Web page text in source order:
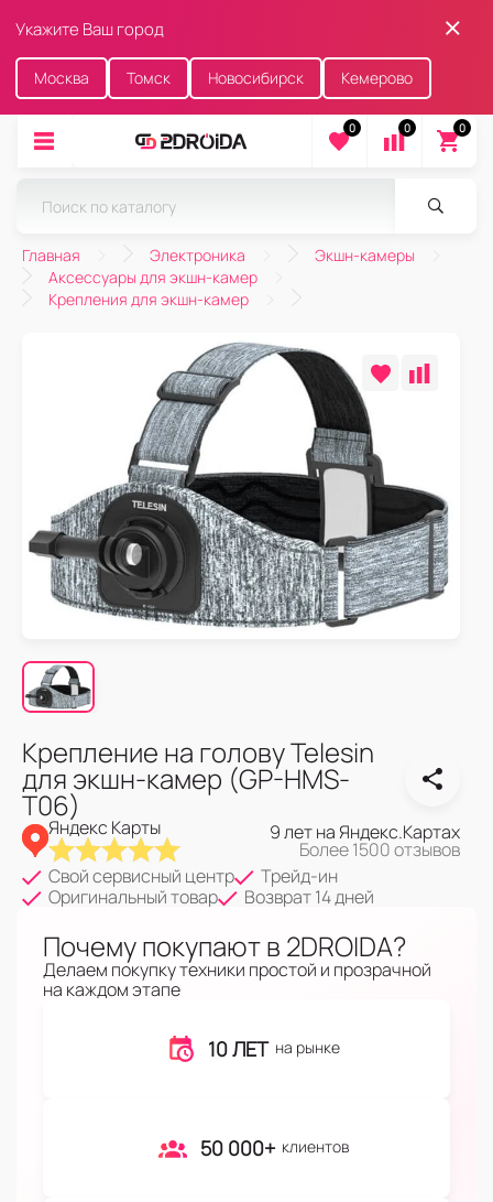
Укажите Ваш город
Москва Томск Новосибирск Кемерово
0 0 0
Главная Электроника
Экшн-камеры
Аксессуары для экшн-камер
Крепления для экшн-камер
Крепление на голову Telesin
для экшн-камер (GP-HMS-
T06)
Яндекс Карты 9 лет на Яндекс.Картах
Более 1500 отзывов
Свой сервисный центр
Трейд-ин
Оригинальный товар
Возврат 14 дней
Почему покупают в 2DROIDA?
Делаем покупку техники простой и прозрачной
на каждом этапе
10 ЛЕТ на рынке
50 000+ клиентов